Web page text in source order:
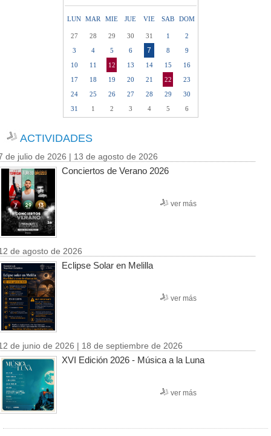
LUN MAR MIE JUE VIE SAB DOM
27 28 29 30 31 1
2
3
4 5 6 7 8
9
10
11 12 13 14 15
16
17
18 19 20 21 22
23
24
25 26 27 28 29
30
31
1 2 3 4 5 6
ACTIVIDADES
de julio de 2026 | 13 de agosto de 2026
Conciertos de Verano 2026
ver más
de agosto de 2026
Eclipse Solar en Melilla
ver más
de junio de 2026 | 18 de septiembre de 2026
XVI Edición 2026 - Música a la Luna
ver más